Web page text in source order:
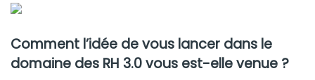
Comment l’idée de vous lancer dans le
domaine des RH 3.0 vous est-elle venue ?